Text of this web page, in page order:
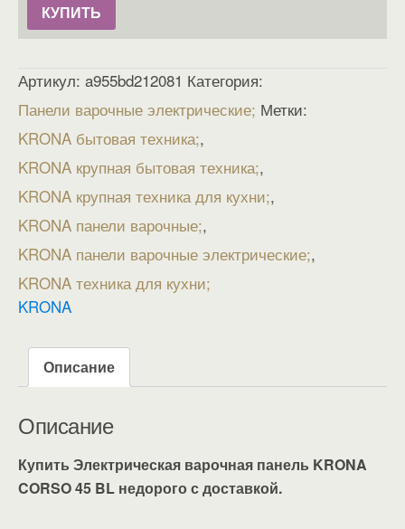
КУПИТЬ
Артикул: a955bd212081 Категория:
Панели варочные электрические Метки:
KRONA бытовая техника ,
KRONA крупная бытовая техника ,
KRONA крупная техника для кухни ,
KRONA панели варочные ,
KRONA панели варочные электрические ,
KRONA техника для кухни
KRONA
Описание
Описание
Купить Электрическая варочная панель KRONA
CORSO 45 BL недорого с доставкой.